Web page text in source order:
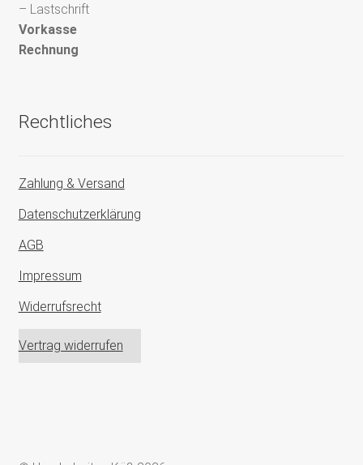
– Lastschrift
Vorkasse
Rechnung
Rechtliches
Zahlung & Versand
Datenschutzerklärung
AGB
Impressum
Widerrufsrecht
Vertrag widerrufen